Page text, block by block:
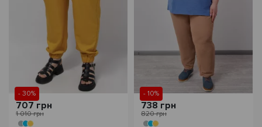
- 30%
707 грн
1 010 грн
- 10%
738 грн
820 грн